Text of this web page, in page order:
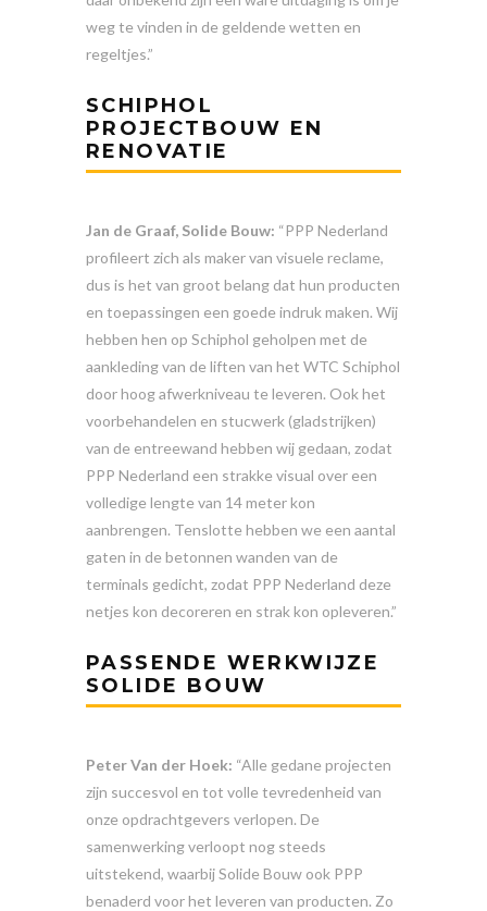
weg te vinden in de geldende wetten en
regeltjes.”
SCHIPHOL
PROJECTBOUW EN
RENOVATIE
Jan de Graaf, Solide Bouw: “PPP Nederland
profileert zich als maker van visuele reclame,
dus is het van groot belang dat hun producten
en toepassingen een goede indruk maken. Wij
hebben hen op Schiphol geholpen met de
aankleding van de liften van het WTC Schiphol
door hoog afwerkniveau te leveren. Ook het
voorbehandelen en stucwerk (gladstrijken)
van de entreewand hebben wij gedaan, zodat
PPP Nederland een strakke visual over een
volledige lengte van 14 meter kon
aanbrengen. Tenslotte hebben we een aantal
gaten in de betonnen wanden van de
terminals gedicht, zodat PPP Nederland deze
netjes kon decoreren en strak kon opleveren.”
PASSENDE WERKWIJZE
SOLIDE BOUW
Peter Van der Hoek: “Alle gedane projecten
zijn succesvol en tot volle tevredenheid van
onze opdrachtgevers verlopen. De
samenwerking verloopt nog steeds
uitstekend, waarbij Solide Bouw ook PPP
benaderd voor het leveren van producten. Zo